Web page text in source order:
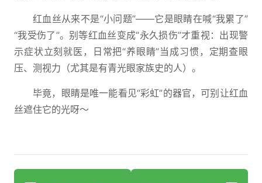
红血丝从来不是“小问题”——它是眼睛在喊“我累了”
“我受伤了”。别等红血丝变成“永久损伤”才重视：出现警
示症状立刻就医，日常把“养眼睛”当成习惯，定期查眼
压、测视力（尤其是有青光眼家族史的人）。
毕竟，眼睛是唯一能看见“彩虹”的器官，可别让红血
丝遮住它的光呀～